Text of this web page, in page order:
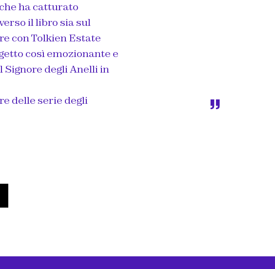
ha catturato
il libro sia sul
con Tolkien Estate
così emozionante e
degli Anelli in
delle serie degli